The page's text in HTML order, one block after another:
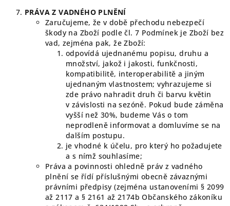
PRÁVA Z VADNÉHO PLNĚNÍ
Zaručujeme, že v době přechodu nebezpečí
škody na Zboží podle čl. 7 Podmínek je Zboží bez
vad, zejména pak, že Zboží:
odpovídá ujednanému popisu, druhu a
množství, jakož i jakosti, funkčnosti,
kompatibilitě, interoperabilitě a jiným
ujednaným vlastnostem; vyhrazujeme si
zde právo nahradit druh či barvu květin
v závislosti na sezóně. Pokud bude záměna
vyšší než 30%, budeme Vás o tom
neprodleně informovat a domluvíme se na
dalším postupu.
je vhodné k účelu, pro který ho požadujete
a s nímž souhlasíme;
Práva a povinnosti ohledně práv z vadného
plnění se řídí příslušnými obecně závaznými
právními předpisy (zejména ustanoveními § 2099
až 2117 a § 2161 až 2174b Občanského zákoníku